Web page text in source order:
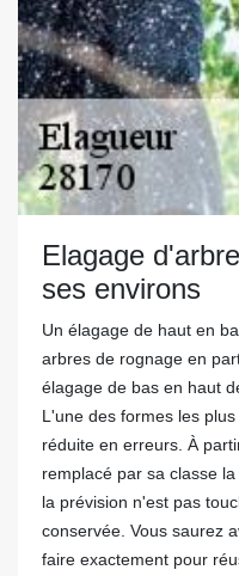
Elagage
ses environs
Un élagage de haut en
arbres de rognage en
élagage de bas en haut
L'une des formes les
réduite en erreurs. À
remplacé par sa classe
la prévision n'est pas
conservée. Vous saurez
faire exactement pour